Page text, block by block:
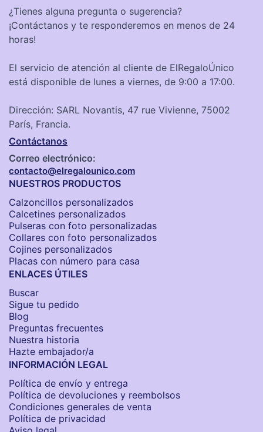
¿Tienes alguna pregunta o sugerencia?
¡Contáctanos y te responderemos en menos de 24
horas!
El servicio de atención al cliente de ElRegaloÚnico
está disponible de lunes a viernes, de 9:00 a 17:00.
Dirección: SARL Novantis, 47 rue Vivienne, 75002
París, Francia.
Contáctanos
Correo electrónico:
contacto@elregalounico.com
NUESTROS PRODUCTOS
Calzoncillos personalizados​
Calcetines personalizados
Pulseras con foto personalizadas
Collares con foto personalizados
Cojines personalizados
Placas con número para casa
ENLACES ÚTILES
Buscar
Sigue tu pedido
Blog
Preguntas frecuentes
Nuestra historia
Hazte embajador/a
INFORMACIÓN LEGAL
Política de envío y entrega
Política de devoluciones y reembolsos
Condiciones generales de venta
Política de privacidad